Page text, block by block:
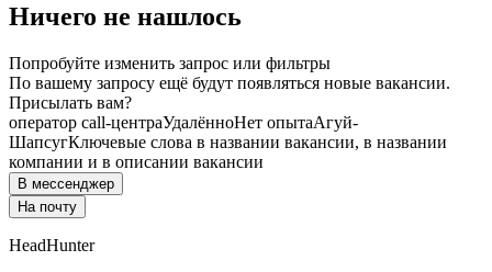
Ничего не нашлось
Попробуйте изменить запрос или фильтры
По вашему запросу ещё будут появляться новые вакансии.
Присылать вам?
оператор call-центраУдалённоНет опытаАгуй-
ШапсугКлючевые слова в названии вакансии, в названии
компании и в описании вакансии
В мессенджер
На почту
HeadHunter